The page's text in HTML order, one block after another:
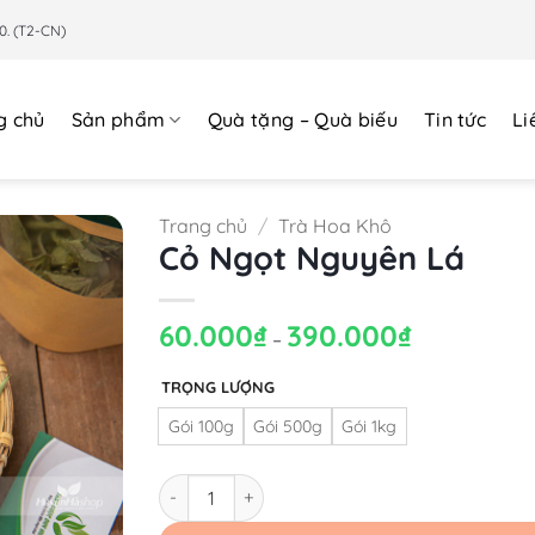
(T2-CN)
chủ Sản phẩm Quà tặng – Quà biếu Tin tức
Trang chủ / Trà Hoa Khô
Cỏ Ngọt Nguyên Lá
60.000₫ – 390.000₫Khoảng
TRỌNG LƯỢNG
Gói 100g Gói 500g Gói 1kg
Số lượng